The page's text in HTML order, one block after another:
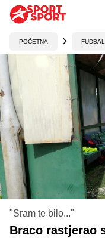
POČETNA FUDBAL
"Sram te bilo..."
Braco rastjerao